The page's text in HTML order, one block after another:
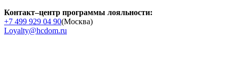
Контакт–центр программы лояльности:
+7 499 929 04 90(Москва)
Loyalty@hcdom.ru